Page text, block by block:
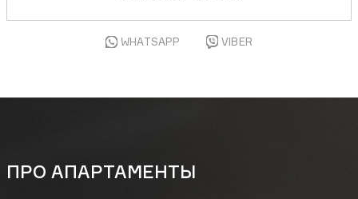
WHATSAPP VIBER
ПРО АПАРТАМЕНТЫ